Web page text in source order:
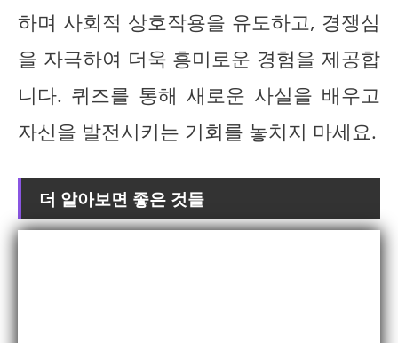
하며 사회적 상호작용을 유도하고, 경쟁심
을 자극하여 더욱 흥미로운 경험을 제공합
니다. 퀴즈를 통해 새로운 사실을 배우고
자신을 발전시키는 기회를 놓치지 마세요.
더 알아보면 좋은 것들